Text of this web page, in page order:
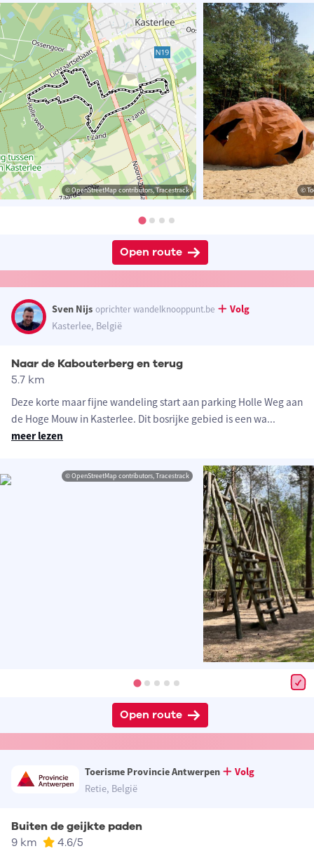
© OpenStreetMap contributors, Tracestrack ©
Open route
Sven Nijs oprichter wandelknooppunt.be
Volg
Kasterlee, België
Naar de Kabouterberg en terug
5.7 km
Deze korte maar fijne wandeling start aan parking Holle Weg aan
de Hoge Mouw in Kasterlee. Dit bosrijke gebied is een wa...
meer lezen
© OpenStreetMap contributors, Tracestrack
Open route
Toerisme Provincie Antwerpen
Volg
Retie, België
Buiten de geijkte paden
9 km 4.6/5